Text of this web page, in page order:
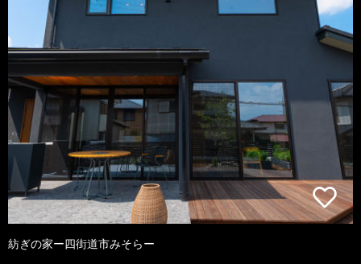
紡ぎの家ー四街道市みそらー